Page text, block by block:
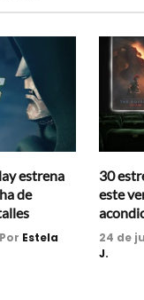
estrena
de
Por Estela
30
este
24 de
J.